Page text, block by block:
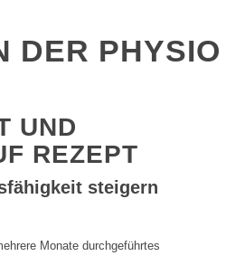
DER PHYSIO
UND
REZEPT
steigern
Monate durchgeführtes